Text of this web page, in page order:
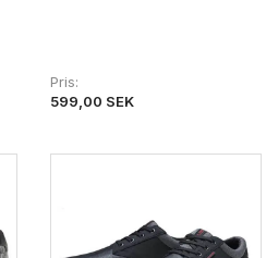
Pris
599,00 SEK